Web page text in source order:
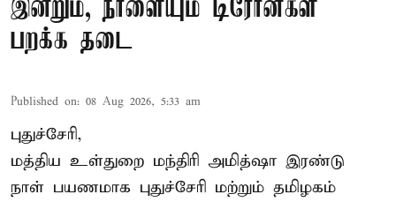
இன்றும், நாளையும் டிரோன்கள்
பறக்க தடை
Published on: 08 Aug 2026, 5:33 am
புதுச்சேரி,
மத்திய உள்துறை மந்திரி அமித்ஷா இரண்டு
நாள் பயணமாக புதுச்சேரி மற்றும் தமிழகம்